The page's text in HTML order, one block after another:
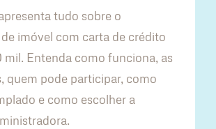
tudo sobre o
imóvel com carta de crédito
mil. Entenda como funciona, as
quem pode participar, como
e como escolher a